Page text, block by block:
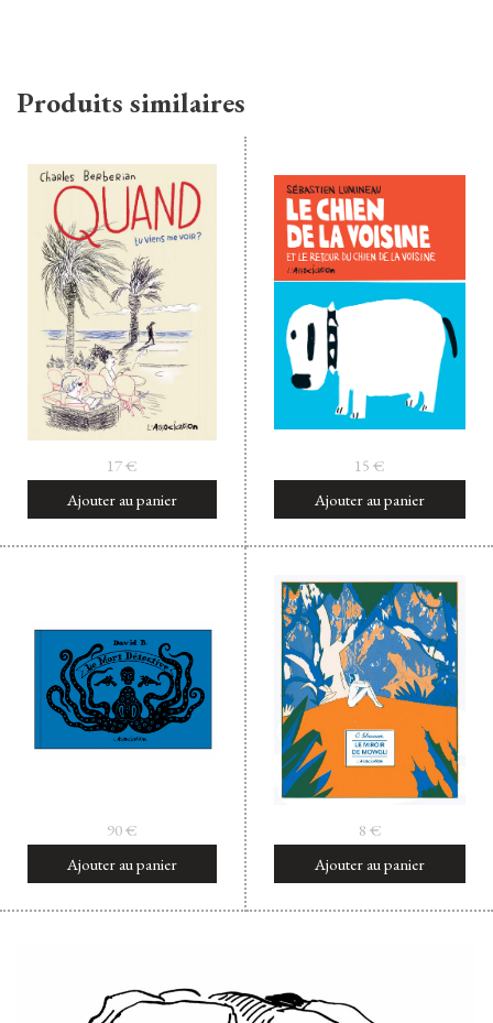
Produits similaires
17€
Ajouter au panier
15 €
Ajouter au panier
90€
Ajouter au panier
8 €
Ajouter au panier